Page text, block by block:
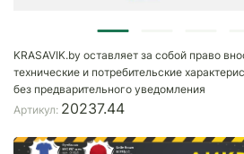
KRASAVIK.by оставляет за собой право
технические и потребительские
без предварительного уведомления
Артикул: 20237.44